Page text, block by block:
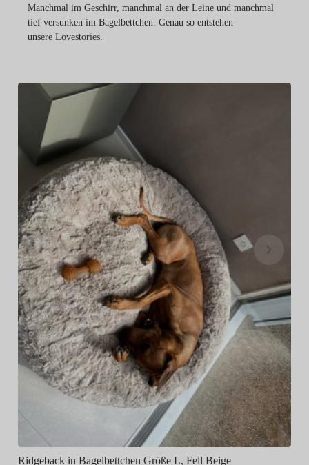
Manchmal im Geschirr, manchmal an der Leine und manchmal
tief versunken im Bagelbettchen. Genau so entstehen
unsere Lovestories.
Ridgeback in Bagelbettchen Größe L, Fell Beige